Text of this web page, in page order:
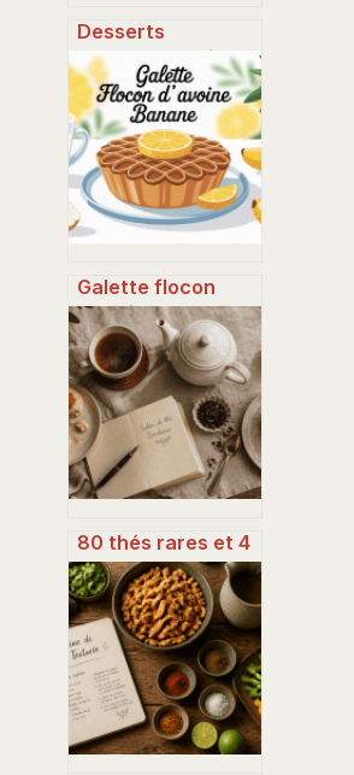
Desserts
strasbourgeois
incontournables :
spécialités,
adresses et idées
maison
Galette flocon
d’avoine banane :
la recette saine et
rapide à adopter
80 thés rares et 4
adresses
d’exception : où
savourer le
meilleur tea time à
Bordeaux ?